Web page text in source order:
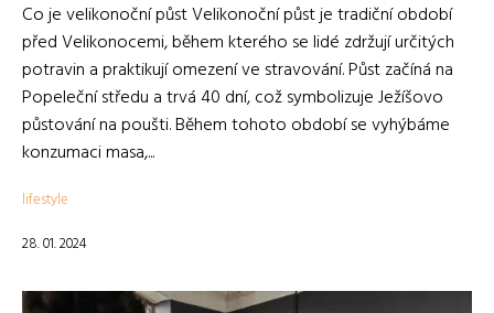
Co je velikonoční půst Velikonoční půst je tradiční období
před Velikonocemi, během kterého se lidé zdržují určitých
potravin a praktikují omezení ve stravování. Půst začíná na
Popeleční středu a trvá 40 dní, což symbolizuje Ježíšovo
půstování na poušti. Během tohoto období se vyhýbáme
konzumaci masa,...
lifestyle
28. 01. 2024